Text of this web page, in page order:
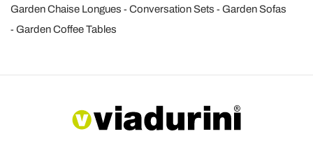
Garden Chaise Longues Conversation Sets
Garden Sofas
Garden Coffee Tables